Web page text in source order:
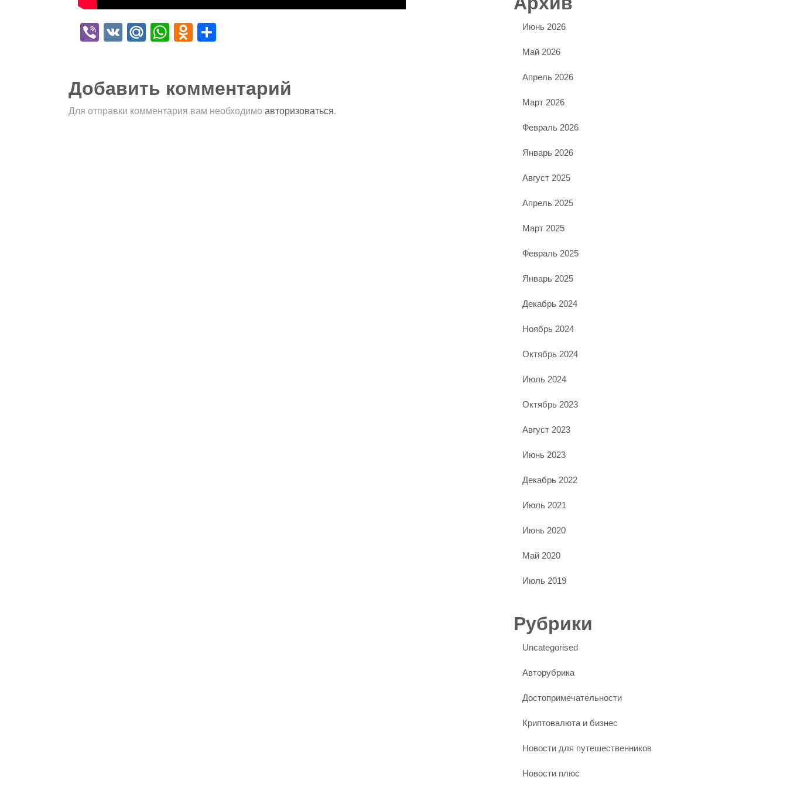
Viber
VK Mail.Ru
WhatsApp
Odnoklassniki
Добавить комментарий
Для отправки комментария вам необходимо авторизоваться.
Июнь 2026
Май 2026
Апрель 2026
Март 2026
Февраль 2026
Январь 2026
Август 2025
Апрель 2025
Март 2025
Февраль 2025
Январь 2025
Декабрь 2024
Ноябрь 2024
Октябрь 2024
Июль 2024
Октябрь 2023
Август 2023
Июнь 2023
Декабрь 2022
Июль 2021
Июнь 2020
Май 2020
Июль 2019
Рубрики
Uncategorised
Авторубрика
Достопримечательности
Криптовалюта и бизнес
Новости для путешественников
Новости плюс